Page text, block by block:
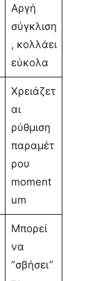
Αργή
σύγκλιση
, κολλάει
εύκολα
Χρειάζετ
αι
ρύθμιση
παραμέτ
ρου
moment
um
Μπορεί
να
“σβήσει”